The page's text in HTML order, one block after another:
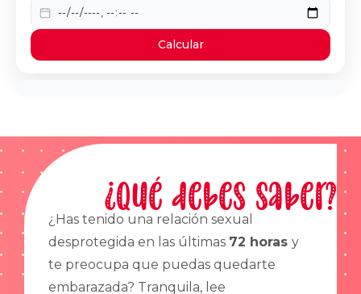
Calcular
¿Qué debes saber?
¿Has tenido una relación sexual
desprotegida en las últimas 72 horas y
te preocupa que puedas quedarte
embarazada? Tranquila, lee